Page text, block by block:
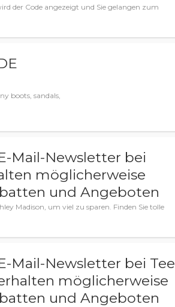
der Code angezeigt und Sie gelangen zum
boots, sandals,
Mail-Newsletter bei
möglicherweise
und Angeboten
Madison, um viel zu sparen. Finden Sie tolle
Mail-Newsletter bei Tee
möglicherweise
und Angeboten